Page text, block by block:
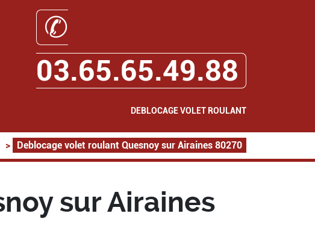
✆
03.65.65.49.88
DEBLOCAGE VOLET ROULANT
> Deblocage volet roulant Quesnoy sur Airaines 80270
sur Airaines